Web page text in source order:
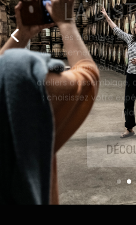
Des alambics en
vieillissement, la
ses portes toute
ateliers d’assemblage,
: choisissez votre